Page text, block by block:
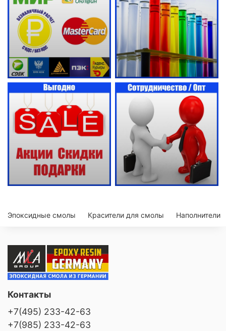
Эпоксидные смолы Красители для смолы Наполнители
Контакты
+7(495) 233-42-63
+7(985) 233-42-63